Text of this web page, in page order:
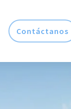
Contáctanos